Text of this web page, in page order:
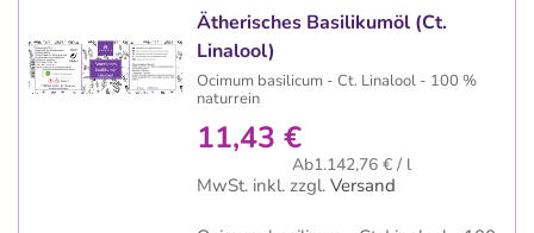
Ätherisches Basilikumöl (Ct.
Linalool)
Ocimum basilicum - Ct. Linalool - 100 %
naturrein
11,43 €
Ab1.142,76 € / l
MwSt. inkl. zzgl. Versand